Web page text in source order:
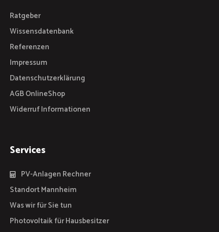
Ratgeber
Wissensdatenbank
Referenzen
Impressum
Datenschutzerklärung
AGB OnlineShop
Widerruf Informationen
Services
PV-Anlagen Rechner
Standort Mannheim
Was wir für Sie tun
Photovoltaik für Hausbesitzer